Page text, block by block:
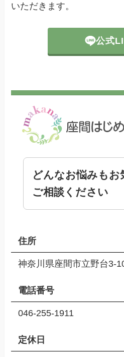
いただきます。
公式
どんなお悩みもお
ご相談ください
住所
神奈川県座間市立野台3-
電話番号
046-255-1911
定休日